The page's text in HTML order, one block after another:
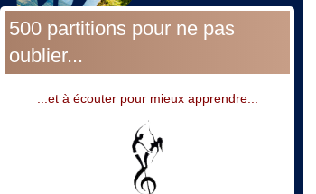
500 partitions pour ne pas
oublier...
...et à écouter pour mieux apprendre...